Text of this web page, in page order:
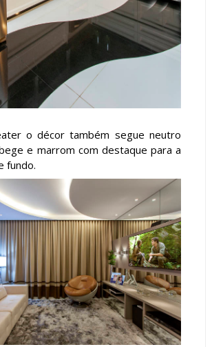
o décor também segue neutro
e marrom com destaque para a
fundo.